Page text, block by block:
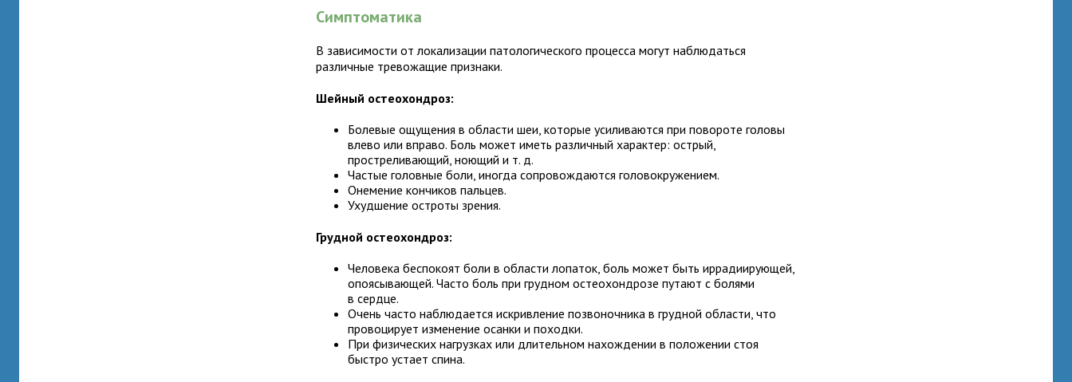
Симптоматика
В зависимости от локализации патологического процесса могут наблюдаться
различные тревожащие признаки.
Шейный остеохондроз:
Болевые ощущения в области шеи, которые усиливаются при повороте головы
влево или вправо. Боль может иметь различный характер: острый,
простреливающий, ноющий и т. д.
Частые головные боли, иногда сопровождаются головокружением.
Онемение кончиков пальцев.
Ухудшение остроты зрения.
Грудной остеохондроз:
Человека беспокоят боли в области лопаток, боль может бытьиррадиирующей,
опоясывающей. Часто боль при грудном остеохондрозе путают с болями
в сердце.
Очень часто наблюдается искривление позвоночника в грудной области, что
провоцирует изменение осанки и походки.
При физических нагрузках или длительном нахождении в положении стоя
быстро устает спина.